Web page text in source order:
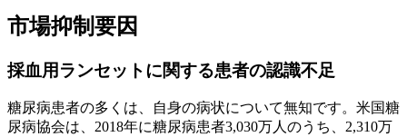
市場抑制要因
採血用ランセットに関する患者の認識不足
糖尿病患者の多くは、自身の病状について無知です。米国糖
尿病協会は、2018年に糖尿病患者3,030万人のうち、2,310万